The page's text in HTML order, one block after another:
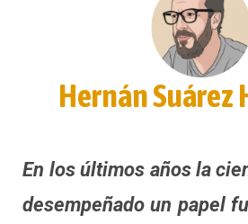
Hernán Suárez
En los últimos años la
desempeñado un papel